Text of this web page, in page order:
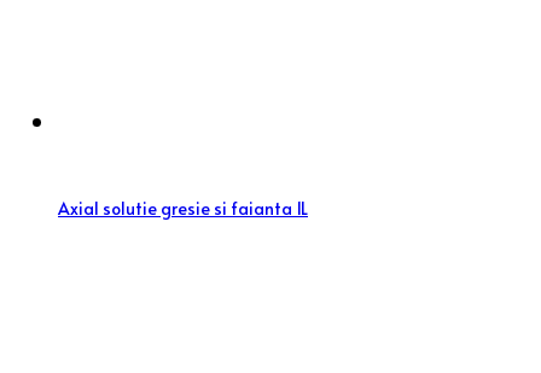
Axial solutie gresie si faianta 1L